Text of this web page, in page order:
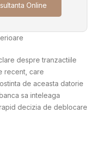
Online
despre tranzactiile
recent, care
de aceasta datorie
sa inteleaga
decizia de deblocare